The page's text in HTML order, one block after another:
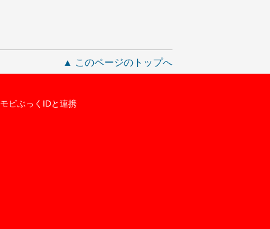
▲ このページのトップへ
モビぶっくIDと連携